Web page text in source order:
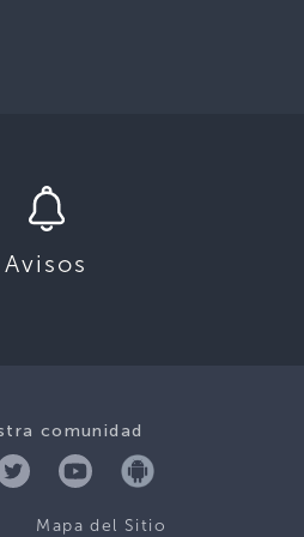
Avisos
comunidad
Mapa del Sitio